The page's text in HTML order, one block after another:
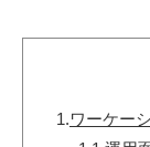
1.ワーケー